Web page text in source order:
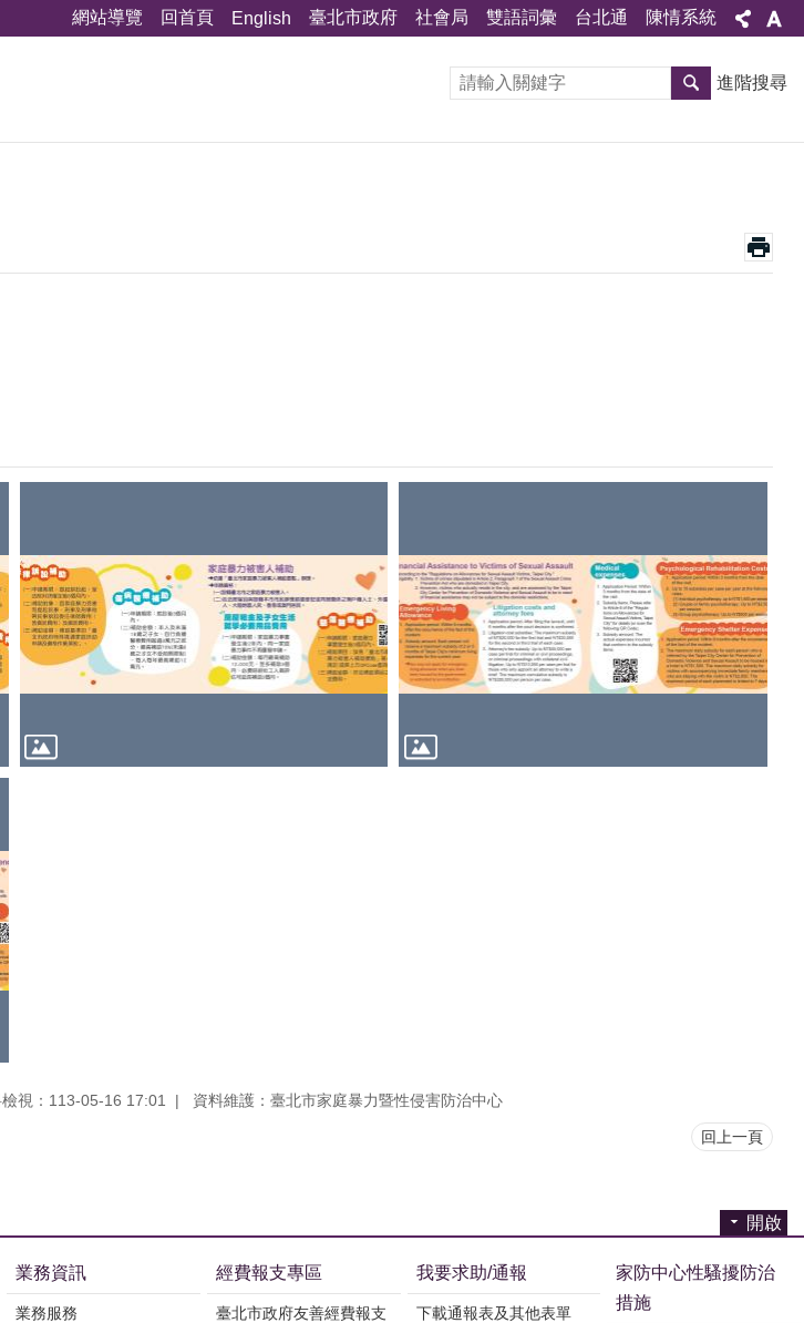
網站導覽 回首頁 English 臺北市政府 社會局 雙語詞彙 台北通 陳情系統
進階搜尋
視：113-05-16 17:01 資料維護：臺北市家庭暴力暨性侵害防治中心
回上一頁
開啟
業務資訊
業務服務
經費報支專區
臺北市政府友善經費報支
我要求助/通報
下載通報表及其他表單
家防中心性騷擾防治
措施